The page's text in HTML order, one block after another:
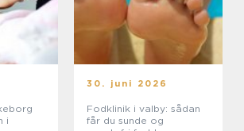
i
30. juni 2026
Fodklinik i valby: sådan
får du sunde og